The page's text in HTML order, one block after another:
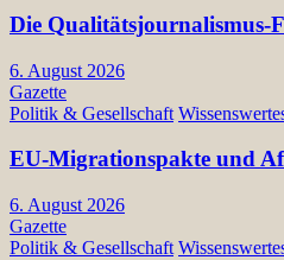
Die Qualitätsjournalismus-
6. August 2026
Gazette
Politik & Gesellschaft
EU-Migrationspakte und
6. August 2026
Gazette
Politik & Gesellschaft